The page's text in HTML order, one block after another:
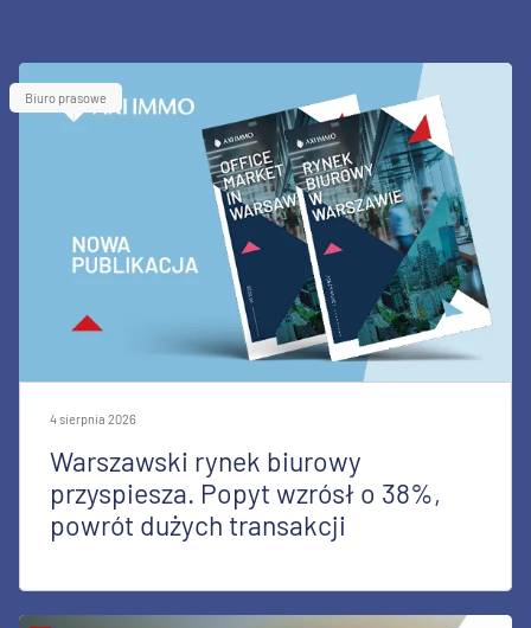
Biuro prasowe
4 sierpnia 2026
Warszawski rynek biurowy
przyspiesza. Popyt wzrósł o 38%,
powrót dużych transakcji